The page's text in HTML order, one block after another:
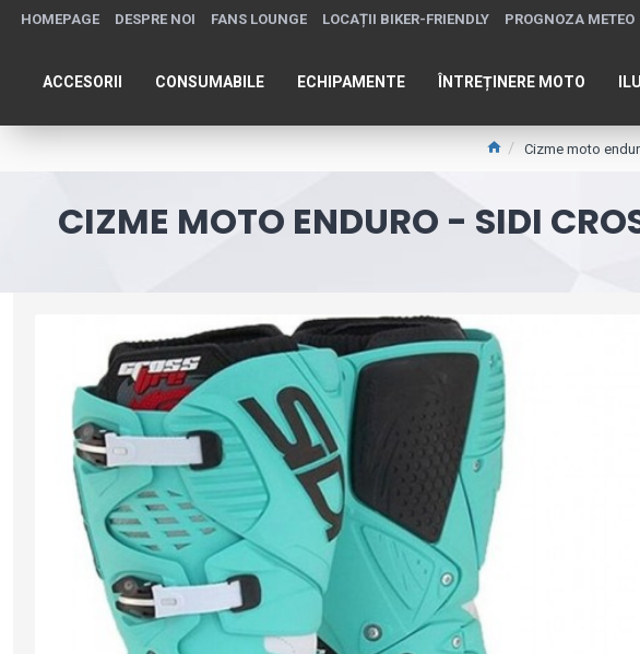
HOMEPAGE DESPRE NOI FANS LOUNGE LOCAȚII BIKER-FRIENDLY PROGNOZA METEO
ACCESORII CONSUMABILE ECHIPAMENTE ÎNTREȚINERE MOTO
Cizme moto
CIZME MOTO ENDURO - SIDI